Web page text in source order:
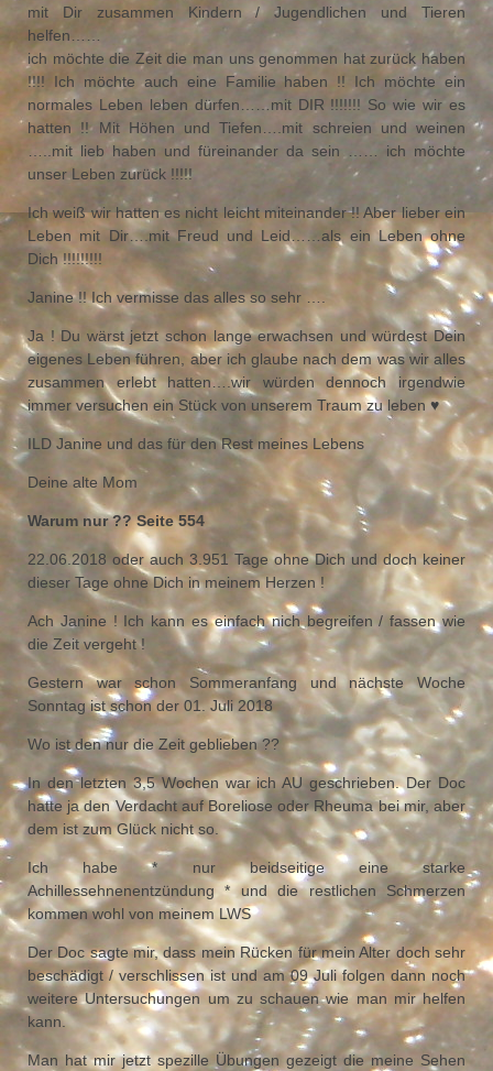
mit Dir zusammen Kindern / Jugendlichen und Tieren
helfen……
ich möchte die Zeit die man uns genommen hat zurück haben
!!!! Ich möchte auch eine Familie haben !! Ich möchte ein
normales Leben leben dürfen……mit DIR !!!!!!! So wie wir es
hatten !! Mit Höhen und Tiefen….mit schreien und weinen
…..mit lieb haben und füreinander da sein …… ich möchte
unser Leben zurück !!!!!
Ich weiß wir hatten es nicht leicht miteinander !! Aber lieber ein
Leben mit Dir….mit Freud und Leid……als ein Leben ohne
Dich !!!!!!!!!
Janine !! Ich vermisse das alles so sehr ….
Ja ! Du wärst jetzt schon lange erwachsen und würdest Dein
eigenes Leben führen, aber ich glaube nach dem was wir alles
zusammen erlebt hatten….wir würden dennoch irgendwie
immer versuchen ein Stück von unserem Traum zu leben ♥
ILD Janine und das für den Rest meines Lebens
Deine alte Mom
Warum nur ?? Seite 554
22.06.2018 oder auch 3.951 Tage ohne Dich und doch keiner
dieser Tage ohne Dich in meinem Herzen !
Ach Janine ! Ich kann es einfach nich begreifen / fassen wie
die Zeit vergeht !
Gestern war schon Sommeranfang und nächste Woche
Sonntag ist schon der 01. Juli 2018
Wo ist den nur die Zeit geblieben ??
In den letzten 3,5 Wochen war ich AU geschrieben. Der Doc
hatte ja den Verdacht auf Boreliose oder Rheuma bei mir, aber
dem ist zum Glück nicht so.
Ich habe * nur beidseitige eine starke
Achillessehnenentzündung * und die restlichen Schmerzen
kommen wohl von meinem LWS
Der Doc sagte mir, dass mein Rücken für mein Alter doch sehr
beschädigt / verschlissen ist und am 09 Juli folgen dann noch
weitere Untersuchungen um zu schauen wie man mir helfen
kann.
Man hat mir jetzt spezille Übungen gezeigt die meine Sehen